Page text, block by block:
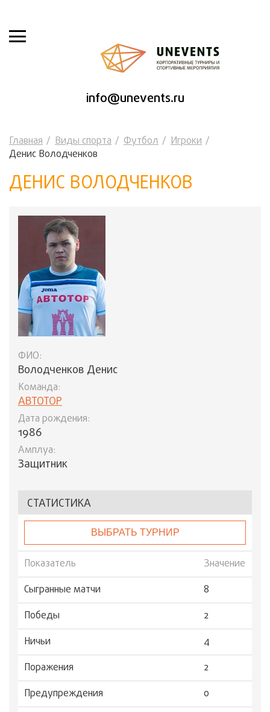
info@unevents.ru
Главная Виды спорта Футбол
Игроки
Денис Володченков
ДЕНИС ВОЛОДЧЕНКОВ
ФИО:
Володченков Денис
Команда:
АВТОТОР
Дата рождения:
1986
Амплуа:
Защитник
СТАТИСТИКА
ВЫБРАТЬ ТУРНИР
Показатель
Значение
Сыгранные матчи
8
Победы
2
Ничьи
4
Поражения
2
Предупреждения
0